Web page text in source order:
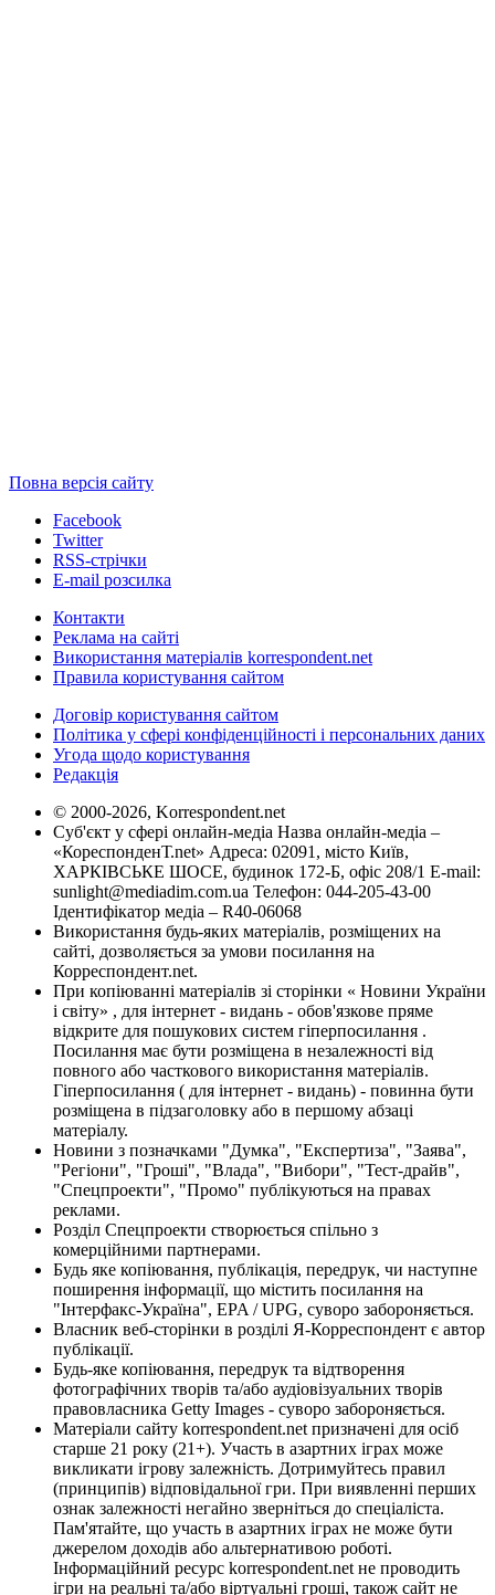
Повна версія сайту
Facebook
Twitter
RSS-стрічки
E-mail розсилка
Контакти
Реклама на сайті
Використання матеріалів korrespondent.net
Правила користування сайтом
Договір користування сайтом
Політика у сфері конфіденційності і персональних даних
Угода щодо користування
Редакція
© 2000-2026, Korrespondent.net
Суб'єкт у сфері онлайн-медіа Назва онлайн-медіа –
«КореспонденТ.net» Адреса: 02091, місто Київ,
ХАРКІВСЬКЕ ШОСЕ, будинок 172-Б, офіс 208/1 E-mail:
sunlight@mediadim.com.ua Телефон: 044-205-43-00
Ідентифікатор медіа – R40-06068
Використання будь-яких матеріалів, розміщених на
сайті, дозволяється за умови посилання на
Корреспондент.net.
При копіюванні матеріалів зі сторінки « Новини України
і світу» , для інтернет - видань - обов'язкове пряме
відкрите для пошукових систем гіперпосилання .
Посилання має бути розміщена в незалежності від
повного або часткового використання матеріалів.
Гіперпосилання ( для інтернет - видань) - повинна бути
розміщена в підзаголовку або в першому абзаці
матеріалу.
Новини з позначками "Думка", "Експертиза", "Заява",
"Регіони", "Гроші", "Влада", "Вибори", "Тест-драйв",
"Спецпроекти", "Промо" публікуються на правах
реклами.
Розділ Спецпроекти створюється спільно з
комерційними партнерами.
Будь яке копіювання, публікація, передрук, чи наступне
поширення інформації, що містить посилання на
"Інтерфакс-Україна", EPA / UPG, суворо забороняється.
Власник веб-сторінки в розділі Я-Корреспондент є автор
публікації.
Будь-яке копіювання, передрук та відтворення
фотографічних творів та/або аудіовізуальних творів
правовласника Getty Images - суворо забороняється.
Матеріали сайту korrespondent.net призначені для осіб
старше 21 року (21+). Участь в азартних іграх може
викликати ігрову залежність. Дотримуйтесь правил
(принципів) відповідальної гри. При виявленні перших
ознак залежності негайно зверніться до спеціаліста.
Пам'ятайте, що участь в азартних іграх не може бути
джерелом доходів або альтернативою роботі.
Інформаційний ресурс korrespondent.net не проводить
ігри на реальні та/або віртуальні гроші, також сайт не